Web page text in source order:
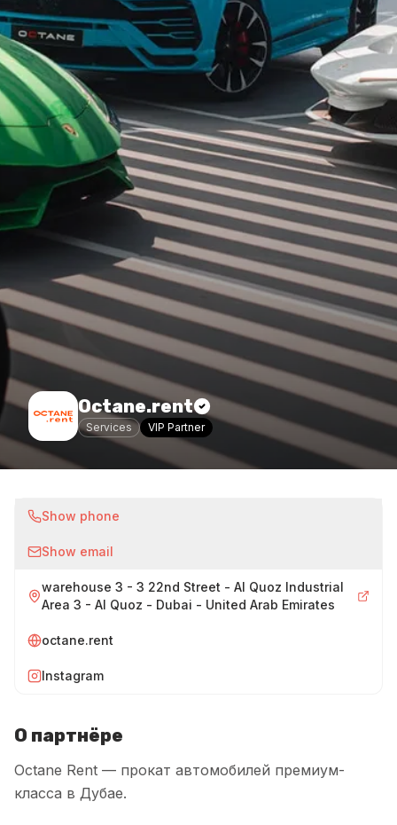
Octane.rent
Services VIP Partner
Show phone
Show email
warehouse 3 - 3 22nd Street - Al Quoz Industrial
Area 3 - Al Quoz - Dubai - United Arab Emirates
octane.rent
Instagram
О партнёре
Octane Rent — прокат автомобилей премиум-
класса в Дубае.